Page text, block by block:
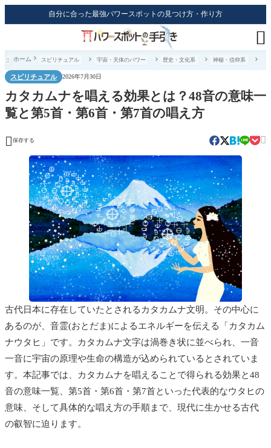
自分に合った最強パワースポットの見つけ方・作り方

 ホーム スピリチュアル 宇宙・天体のパワー 歴史・文化系 神秘・信仰系
スピリチュアル 2026年7月30日
カタカムナを唱える効果とは？48音の意味一
覧と第5首・第6首・第7首の唱え方
 保存する 
古代日本に存在していたとされるカタカムナ文明。その中心に
あるのが、音霊(おとだま)によるエネルギーを伝える「カタカム
ナウタヒ」です。カタカムナ文字は渦巻き状に並べられ、一音
一音に宇宙の原理や生命の構造が込められているとされていま
す。本記事では、カタカムナを唱えることで得られる効果と48
音の意味一覧、第5首・第6首・第7首といった代表的なウタヒの
意味、そして具体的な唱え方の手順まで、現代に生かせる古代
の叡智に迫ります。